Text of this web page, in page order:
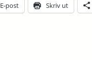
E-post Skriv ut